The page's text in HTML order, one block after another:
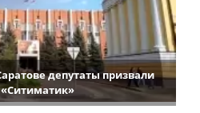
депутаты призвали
«Ситиматик»